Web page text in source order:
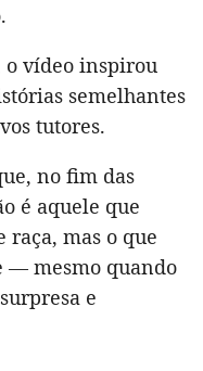
o vídeo inspirou
semelhantes
tutores.
no fim das
é aquele que
raça, mas o que
— mesmo quando
e